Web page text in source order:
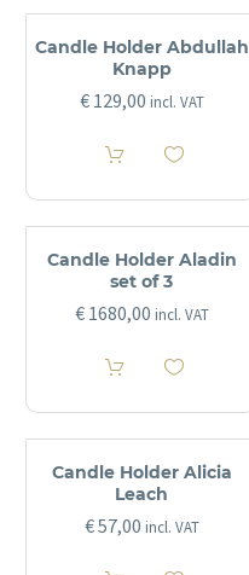
Candle Holder Abdullah
Knapp
€129,00 incl. VAT
Candle Holder Aladin
set of 3
€1680,00 incl. VAT
Candle Holder Alicia
Leach
€57,00 incl. VAT